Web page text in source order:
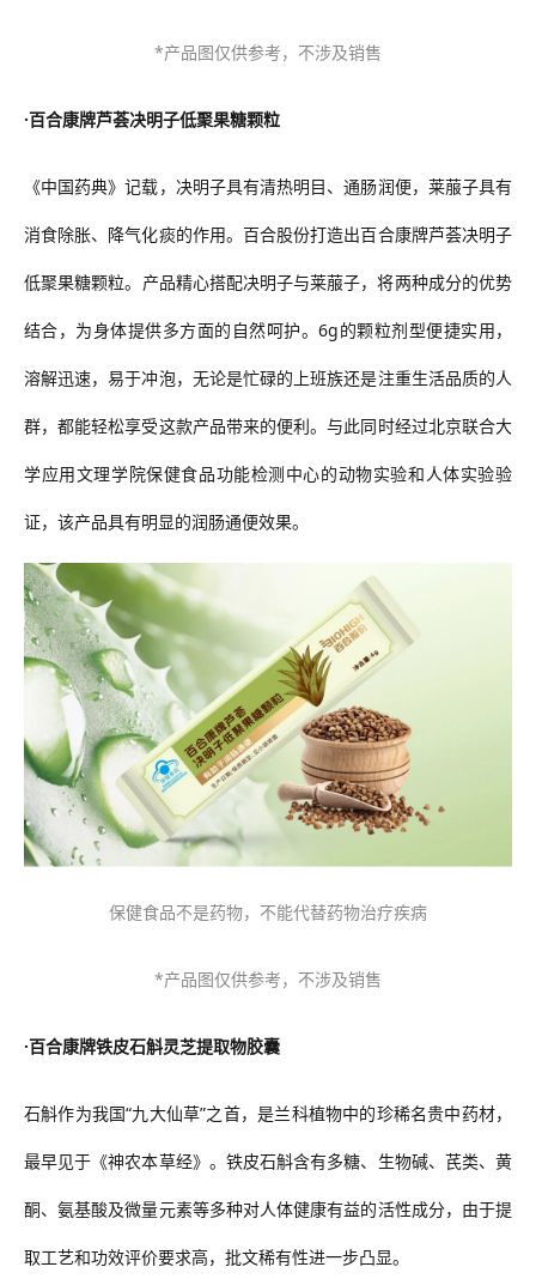
*产品图仅供参考，不涉及销售
·百合康牌芦荟决明子低聚果糖颗粒
《中国药典》记载，决明子具有清热明目、通肠润便，莱菔子具有
消食除胀、降气化痰的作用。百合股份打造出百合康牌芦荟决明子
低聚果糖颗粒。 产品精心搭配决明子与莱菔子，将两种成分的优势
结合，为身体提供多方面的自然呵护。6g的颗粒剂型便捷实用，
溶解迅速，易于冲泡，无论是忙碌的上班族还是注重生活品质的人
群，都能轻松享受这款产品带来的便利。与此同时经过北京联合大
学应用文理学院保健食品功能检测中心的动物实验和人体实验验
证，该产品具有明显的润肠通便效果。
保健食品不是药物，不能代替药物治疗疾病
*产品图仅供参考，不涉及销售
·百合康牌铁皮石斛灵芝提取物胶囊
石斛作为我国“九大仙草”之首，是兰科植物中的珍稀名贵中药材，
最早见于《神农本草经》。铁皮石斛含有多糖、生物碱、芪类、黄
酮、氨基酸及微量元素等多种对人体健康有益的活性成分， 由于提
取工艺和功效评价要求高，批文稀有性进一步凸显。